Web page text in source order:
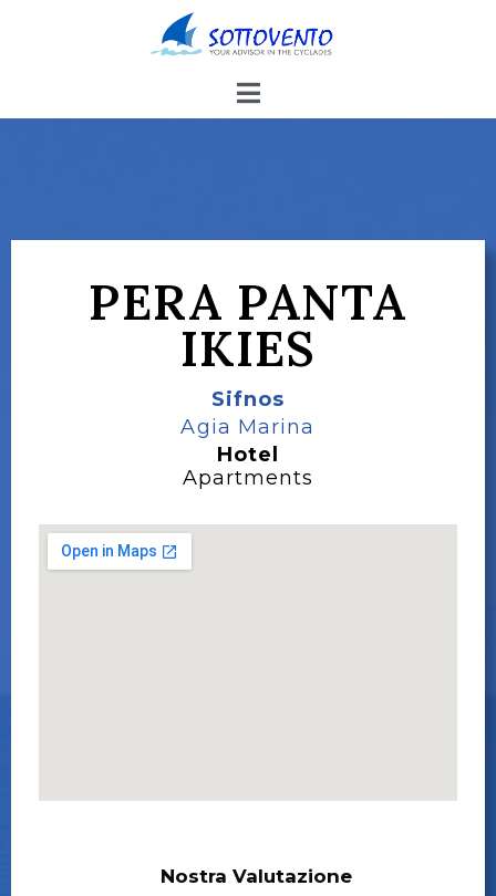
PERA PANTA
IKIES
Sifnos
Agia Marina
Hotel
Apartments
Nostra Valutazione